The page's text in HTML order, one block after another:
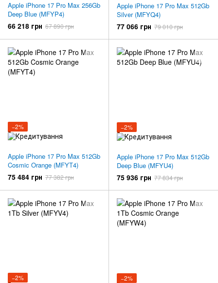
Apple iPhone 17 Pro Max 256Gb
Deep Blue (MFYP4)
66 218 грн 67 890 грн
Apple iPhone 17 Pro Max 512Gb
Silver (MFYQ4)
77 066 грн 79 010 грн
−2%
Apple iPhone 17 Pro Max 512Gb
Cosmic Orange (MFYT4)
75 484 грн 77 382 грн
−2%
Apple iPhone 17 Pro Max 512Gb
Deep Blue (MFYU4)
75 936 грн 77 834 грн
−2% −2%